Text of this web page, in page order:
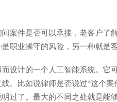
案件是否可以承接，老客户了
职业操守的风险，另一种就是
设计的一个人工智能系统。它
。比如说律师是否说过“这个
过了。最大的不同之处就是能